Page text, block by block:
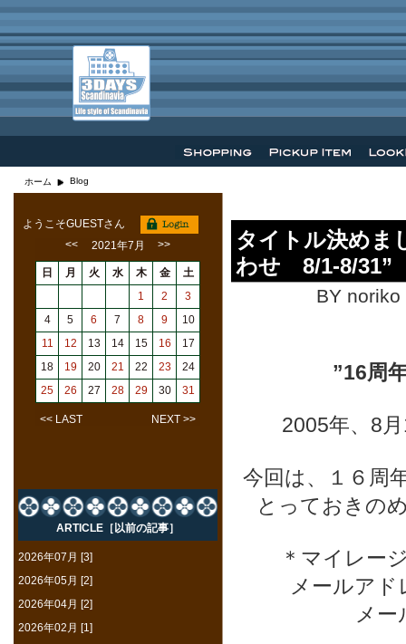
ホーム Blog
タイトル決め
わせ 8/1-8/31”
BY
”16
2005年、8
今回は、１６周
とっておきの
＊マイレー
メールア
メ
ようこそGUESTさん
<<
2021年7月 >>
日 月 火 水 木 金
土
1
2
3
4
5 6 7 8 9
10
11
12 13 14 15 16
17
18
19 20 21 22 23
24
25
26 27 28 29 30 31
<< LAST NEXT >>
ARTICLE［以前の記事］
2026年07月 [3]
2026年05月 [2]
2026年04月 [2]
2026年02月 [1]